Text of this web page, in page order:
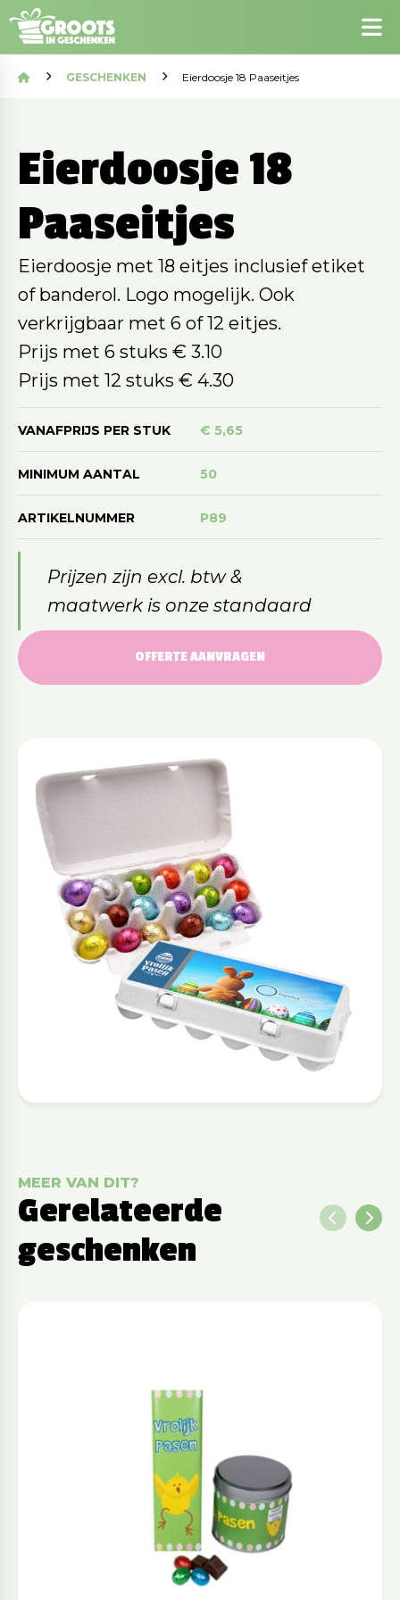
GESCHENKEN Eierdoosje 18 Paaseitjes
Eierdoosje 18
Paaseitjes
Eierdoosje met 18 eitjes inclusief etiket
of banderol. Logo mogelijk. Ook
verkrijgbaar met 6 of 12 eitjes.
Prijs met 6 stuks € 3.10
Prijs met 12 stuks € 4.30
VANAFPRIJS PER STUK € 5,65
MINIMUM AANTAL 50
ARTIKELNUMMER P89
Prijzen zijn excl. btw &
maatwerk is onze standaard
OFFERTE AANVRAGEN
MEER VAN DIT?
Gerelateerde
geschenken